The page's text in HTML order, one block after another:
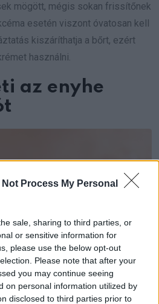
Not Process My Personal
sale, sharing to third parties, or
or sensitive information for
please use the below opt-out
Please note that after your
you may continue seeing
on personal information utilized by
disclosed to third parties prior to
mögött, mégis sokan frissítőnek
esetén viszont óvatosan kell
kiszáríthatja a bőrt, ezért
használni.
az enyhe